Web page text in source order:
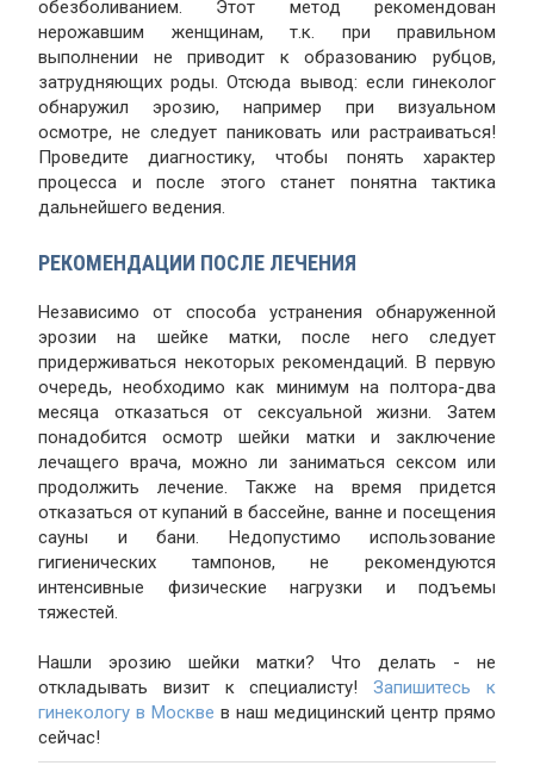
обезболиванием. Этот метод рекомендован
нерожавшим женщинам, т.к. при правильном
выполнении не приводит к образованию рубцов,
затрудняющих роды. Отсюда вывод: если гинеколог
обнаружил эрозию, например при визуальном
осмотре, не следует паниковать или растраиваться!
Проведите диагностику, чтобы понять характер
процесса и после этого станет понятна тактика
дальнейшего ведения.
РЕКОМЕНДАЦИИ ПОСЛЕ ЛЕЧЕНИЯ
Независимо от способа устранения обнаруженной
эрозии на шейке матки, после него следует
придерживаться некоторых рекомендаций. В первую
очередь, необходимо как минимум на полтора-два
месяца отказаться от сексуальной жизни. Затем
понадобится осмотр шейки матки и заключение
лечащего врача, можно ли заниматься сексом или
продолжить лечение. Также на время придется
отказаться от купаний в бассейне, ванне и посещения
сауны и бани. Недопустимо использование
гигиенических тампонов, не рекомендуются
интенсивные физические нагрузки и подъемы
тяжестей.
Нашли эрозию шейки матки? Что делать - не
откладывать визит к специалисту!Запишитесь к
гинекологу в Москве в наш медицинский центр прямо
сейчас!